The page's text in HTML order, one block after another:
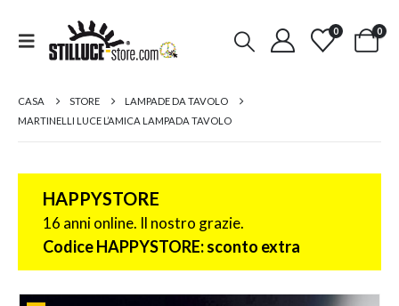
0 0
CASA STORE
LAMPADE DA TAVOLO
MARTINELLI LUCE L’AMICA LAMPADA TAVOLO
HAPPYSTORE
16 anni online. Il nostro grazie.
Codice HAPPYSTORE: sconto extra